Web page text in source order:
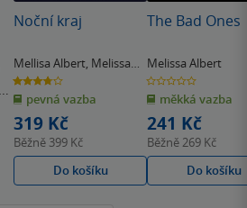
Noční kraj
Mellisa Albert, Melissa
Albert
3.8
z
5
hvězdiček
pevná vazba
319 Kč
Běžně 399 Kč
Do košíku
The Bad Ones
Melissa Albert
0.0
z
5
hvězdiček
měkká vazba
241 Kč
Běžně269 Kč
Do košíku